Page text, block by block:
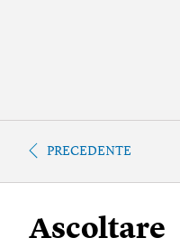
PRECEDENTE
Ascoltare